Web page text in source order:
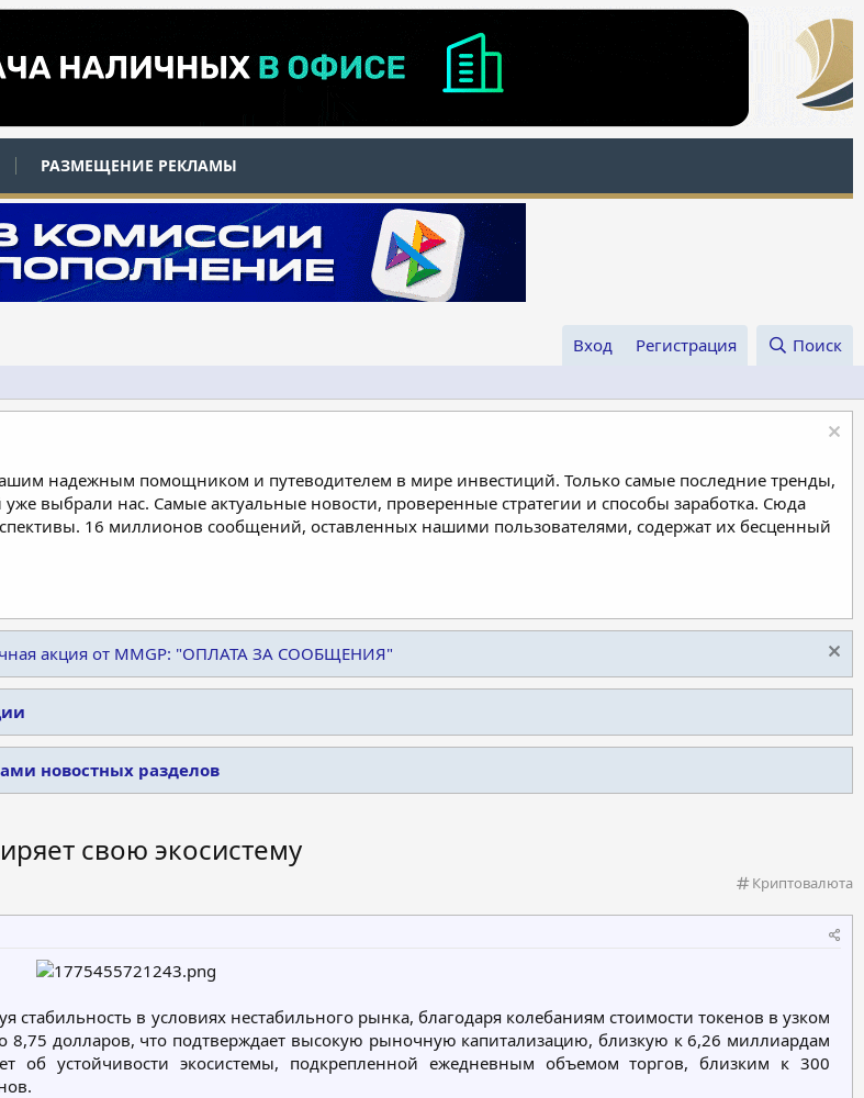
РАЗМЕЩЕНИЕ РЕКЛАМЫ
Вход Регистрация Поиск
надежным помощником и путеводителем в мире инвестиций. Только самые последние тренды,
выбрали нас. Самые актуальные новости, проверенные стратегии и способы заработка. Сюда
16 миллионов сообщений, оставленных нашими пользователями, содержат их бесценный
акция от MMGP: "ОПЛАТА ЗА СООБЩЕНИЯ"
новостных разделов
свою экосистему
К
т
и
я
Криптовалюта
в условиях нестабильного рынка, благодаря колебаниям стоимости токенов в узком
8,75 долларов, что подтверждает высокую рыночную капитализацию, близкую к 6,26 миллиардам
об устойчивости экосистемы, подкрепленной ежедневным объемом торгов, близким к 300